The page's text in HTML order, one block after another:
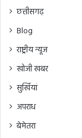
छत्तीसगढ़
Blog
राष्ट्रीय न्यूज
खोजी खबर
सुर्खियां
अपराध
बेमेतरा